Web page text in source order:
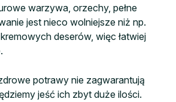
warzywa, orzechy, pełne
jest nieco wolniejsze niż np.
deserów, więc łatwiej
potrawy nie zagwarantują
jeść ich zbyt duże ilości.